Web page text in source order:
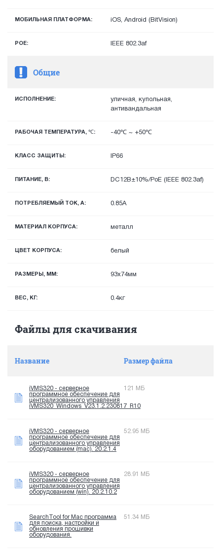
МОБИЛЬНАЯ ПЛАТФОРМА: iOS, Android (BitVision)
POE: IEEE 802.3af
Общие
ИСПОЛНЕНИЕ:
уличная, купольная,
антивандальная
РАБОЧАЯ ТЕМПЕРАТУРА, ℃: -40℃ ~ +50℃
КЛАСС ЗАЩИТЫ: IP66
ПИТАНИЕ, В: DC12В±10%/PoE (IEEE 802.3af)
ПОТРЕБЛЯЕМЫЙ ТОК, А: 0.85A
МАТЕРИАЛ КОРПУСА: металл
ЦВЕТ КОРПУСА: белый
РАЗМЕРЫ, ММ: 93х74мм
ВЕС, КГ: 0.4кг
Файлы для скачивания
Название Размер файла
iVMS320 - серверное
программное обеспечение для
централизованного управления
iVMS320_Windows_V23.1.2.230817_R10
121 МБ
iVMS320 - серверное
программное обеспечение для
централизованного управления
оборудованием (mac). 20.2.1.4
52.95 МБ
iVMS320 - серверное
программное обеспечение для
централизованного управления
оборудованием (win). 20.2.10.2
28.91 МБ
SearchTool for Mac программа
для поиска, настройки и
обновления прошивки
оборудования.
51.34 МБ